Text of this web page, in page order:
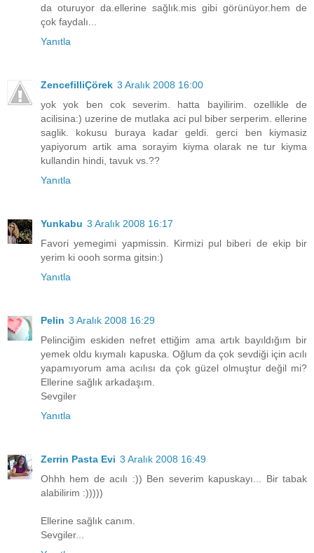
da oturuyor da.ellerine sağlık.mis gibi görünüyor.hem de
çok faydalı...
Yanıtla
ZencefilliÇörek 3 Aralık 2008 16:00
yok yok ben cok severim. hatta bayilirim. ozellikle de
acilisina:) uzerine de mutlaka aci pul biber serperim. ellerine
saglik. kokusu buraya kadar geldi. gerci ben kiymasiz
yapiyorum artik ama sorayim kiyma olarak ne tur kiyma
kullandin hindi, tavuk vs.??
Yanıtla
Yunkabu 3 Aralık 2008 16:17
Favori yemegimi yapmissin. Kirmizi pul biberi de ekip bir
yerim ki oooh sorma gitsin:)
Yanıtla
Pelin 3 Aralık 2008 16:29
Pelinciğim eskiden nefret ettiğim ama artık bayıldığım bir
yemek oldu kıymalı kapuska. Oğlum da çok sevdiği için acılı
yapamıyorum ama acılısı da çok güzel olmuştur değil mi?
Ellerine sağlık arkadaşım.
Sevgiler
Yanıtla
Zerrin Pasta Evi 3 Aralık 2008 16:49
Ohhh hem de acılı :)) Ben severim kapuskayı... Bir tabak
alabilirim :)))))
Ellerine sağlık canım.
Sevgiler...